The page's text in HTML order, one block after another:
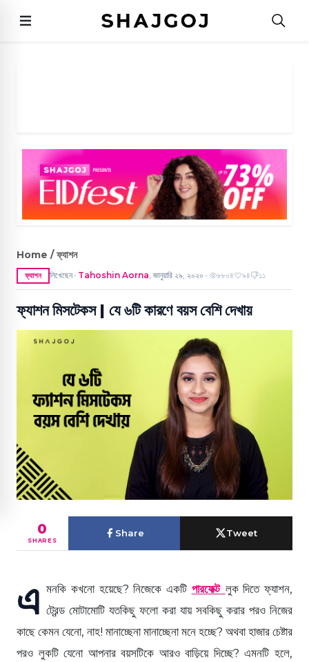
Home / ফ্যাশন
ফ্যাশন লিখেছেন ● Tahoshin Aorna, জানুয়ারি ২৯, ২০২০ ● ৮৮০৪ ৯৪ ১১
ফ্যাশন মিসটেকস | যে ৬টি কারণে বয়স বেশি দেখায়
0
SHARES
Share Tweet
এ মনকি কখনো হয়েছে? নিজেকে একটি পারফেক্ট লুক দিতে ফ্যাশন,
ট্রেন্ড মোটামোটি যতকিছু ফলো করা যায় সবকিছু করার পরও নিজের
কাছে কেমন যেনো, নাহ! মানাচ্ছেনা মানাচ্ছেনা মনে হচ্ছে? অথবা হাজার চেষ্টার
পরও লুকটি যেনো আপনার বয়সটিকে আরও বাড়িয়ে দিচ্ছে? এমনটি হলে,